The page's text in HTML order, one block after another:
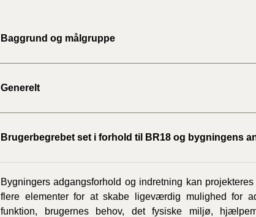
Baggrund og målgruppe
Generelt
Brugerbegrebet set i forhold til BR18 og bygningens
Bygningers adgangsforhold og indretning kan
flere elementer for at skabe ligeværdig mulighed for
funktion, brugernes behov, det fysiske miljø,